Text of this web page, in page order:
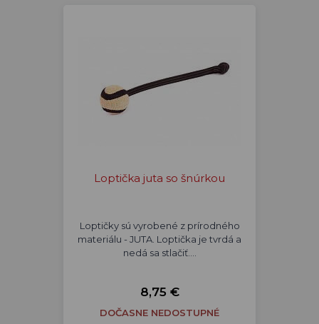
Loptička juta so šnúrkou
Loptičky sú vyrobené z prírodného
materiálu - JUTA. Loptička je tvrdá a
nedá sa stlačiť.…
8,75 €
DOČASNE NEDOSTUPNÉ